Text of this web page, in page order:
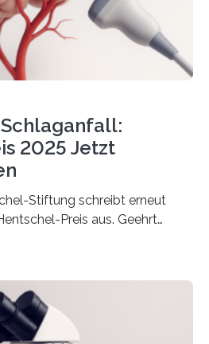
Bundesministerium für
eine gute Nachricht:
in
2025 Jetzt
Stiftung schreibt erneut
Preis aus. Geehrt
Publikation zum Thema
Würzburg fördert die
um die Behandlung der
Dazu schreibt sie auch in